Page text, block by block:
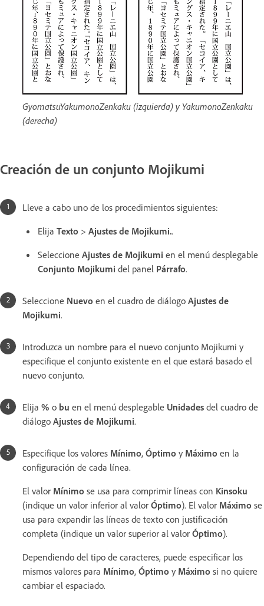
GyomatsuYakumonoZenkaku (izquierda) y YakumonoZenkaku
(derecha)
Creación de un conjunto Mojikumi
Lleve a cabo uno de los procedimientos siguientes:
Elija Texto > Ajustes de Mojikumi..
Seleccione Ajustes de Mojikumi en el menú desplegable
Conjunto Mojikumi del panel Párrafo.
Seleccione Nuevo en el cuadro de diálogo Ajustes de
Mojikumi.
Introduzca un nombre para el nuevo conjunto Mojikumi y
especifique el conjunto existente en el que estará basado el
nuevo conjunto.
Elija % o bu en el menú desplegable Unidades del cuadro de
diálogo Ajustes de Mojikumi.
Especifique los valores Mínimo, Óptimo y Máximo en la
configuración de cada línea.
El valor Mínimo se usa para comprimir líneas con Kinsoku
(indique un valor inferior al valor Óptimo). El valor Máximo se
usa para expandir las líneas de texto con justificación
completa (indique un valor superior al valor Óptimo).
Dependiendo del tipo de caracteres, puede especificar los
mismos valores para Mínimo, Óptimo y Máximo si no quiere
cambiar el espaciado.